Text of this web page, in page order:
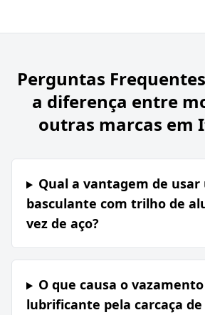
Perguntas
a diferença entre
outras marcas em
Qual a vantagem de
basculante com trilho de
vez de aço?
O que causa o
lubrificante pela carcaça